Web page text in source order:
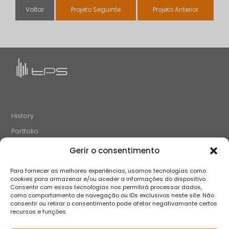
Gerir o consentimento
Para fornecer as melhores experiências, usamos tecnologias como
cookies para armazenar e/ou aceder a informações do dispositivo.
Consentir com essas tecnologias nos permitirá processar dados,
como comportamento de navegação ou IDs exclusivos neste site. Não
consentir ou retirar o consentimento pode afetar negativamante certos
recursos e funções.
Voltar Projeto Seguinte Projeto Anterior
History
Portfolio
Careers
Contacts